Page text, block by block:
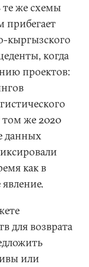
те же схемы
прибегает
кыргызского
когда
проектов:
том же 2020
данных
как в
для возврата
или